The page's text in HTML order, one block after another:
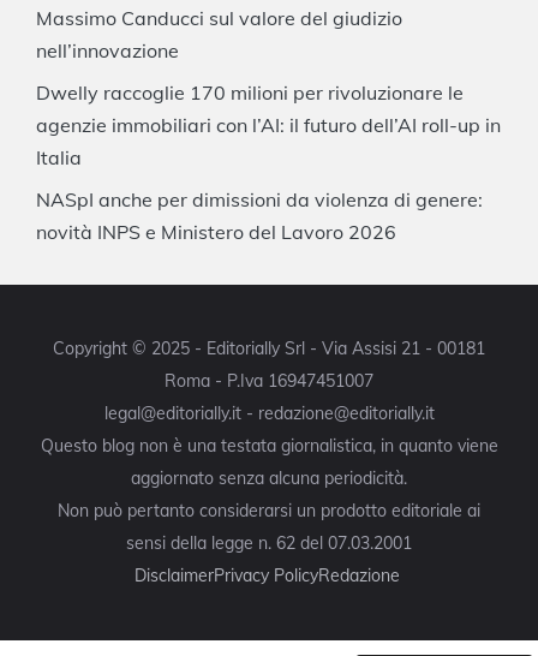
Massimo Canducci sul valore del giudizio
nell’innovazione
Dwelly raccoglie 170 milioni per rivoluzionare le
agenzie immobiliari con l’AI: il futuro dell’AI roll-up in
Italia
NASpI anche per dimissioni da violenza di genere:
novità INPS e Ministero del Lavoro 2026
Copyright © 2025 - Editorially Srl - Via Assisi 21 - 00181
Roma - P.Iva 16947451007
legal@editorially.it - redazione@editorially.it
Questo blog non è una testata giornalistica, in quanto viene
aggiornato senza alcuna periodicità.
Non può pertanto considerarsi un prodotto editoriale ai
sensi della legge n. 62 del 07.03.2001
DisclaimerPrivacy PolicyRedazione